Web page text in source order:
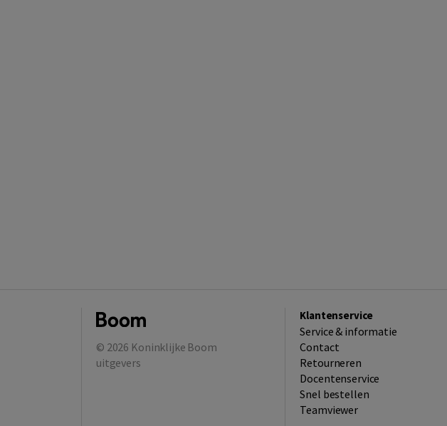
© 2026 Koninklijke Boom
uitgevers
Klantenservice
Service & informatie
Contact
Retourneren
Docentenservice
Snel bestellen
Teamviewer